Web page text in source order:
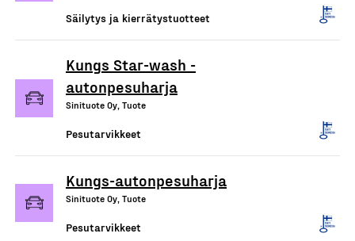
Säilytys ja kierrätystuotteet
Kungs Star-wash -
autonpesuharja
Sinituote Oy, Tuote
Pesutarvikkeet
Kungs-autonpesuharja
Sinituote Oy, Tuote
Pesutarvikkeet